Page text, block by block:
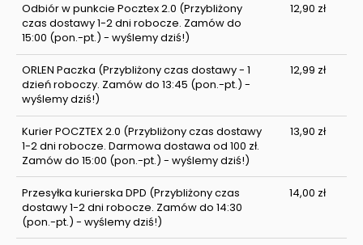
Odbiór w punkcie Pocztex 2.0 (Przybliżony
czas dostawy 1-2 dni robocze. Zamów do
15:00 (pon.-pt.) - wyślemy dziś!)
12,90 zł
ORLEN Paczka (Przybliżony czas dostawy - 1
dzień roboczy. Zamów do 13:45 (pon.-pt.) -
wyślemy dziś!)
12,99 zł
Kurier POCZTEX 2.0 (Przybliżony czas dostawy
1-2 dni robocze. Darmowa dostawa od 100 zł.
Zamów do 15:00 (pon.-pt.) - wyślemy dziś!)
13,90 zł
Przesyłka kurierska DPD (Przybliżony czas
dostawy 1-2 dni robocze. Zamów do 14:30
(pon.-pt.) - wyślemy dziś!)
14,00 zł